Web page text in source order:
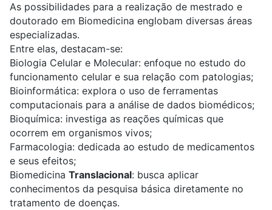
As possibilidades para a realização de mestrado e
doutorado em Biomedicina englobam diversas áreas
especializadas.
Entre elas, destacam-se:
Biologia Celular e Molecular: enfoque no estudo do
funcionamento celular e sua relação com patologias;
Bioinformática: explora o uso de ferramentas
computacionais para a análise de dados biomédicos;
Bioquímica: investiga as reações químicas que
ocorrem em organismos vivos;
Farmacologia: dedicada ao estudo de medicamentos
e seus efeitos;
Biomedicina Translacional: busca aplicar
conhecimentos da pesquisa básica diretamente no
tratamento de doenças.